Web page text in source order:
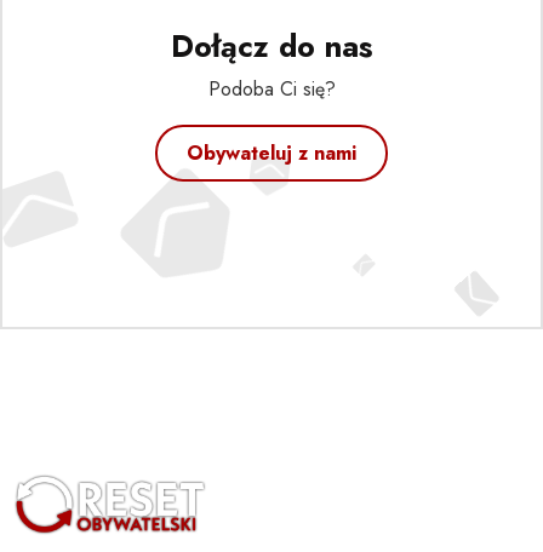
Dołącz do nas
Podoba Ci się?
Obywateluj z nami